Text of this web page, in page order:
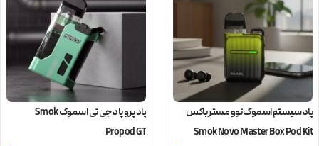
پاد سیستم اسموک نوو مستر باکس
Smok Novo Master Box Pod Kit
پاد پرو پاد جی تی اسموک Smok
Propod GT